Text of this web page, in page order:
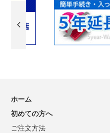
ホーム
初めての方へ
ご注文方法